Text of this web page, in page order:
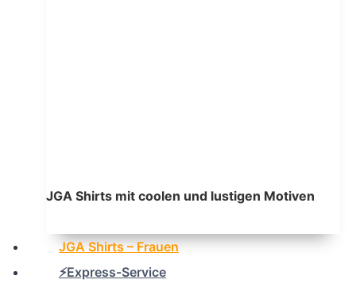
JGA Shirts mit coolen und lustigen Motiven
JGA Shirts – Frauen
⚡Express-Service